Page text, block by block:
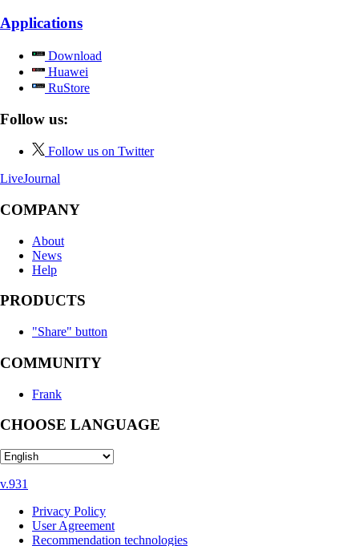
Applications
Download
Huawei
RuStore
Follow us:
Follow us on Twitter
LiveJournal
COMPANY
About
News
Help
PRODUCTS
"Share" button
COMMUNITY
Frank
CHOOSE LANGUAGE
v.931
Privacy Policy
User Agreement
Recommendation technologies